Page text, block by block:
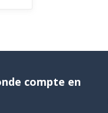
compte en